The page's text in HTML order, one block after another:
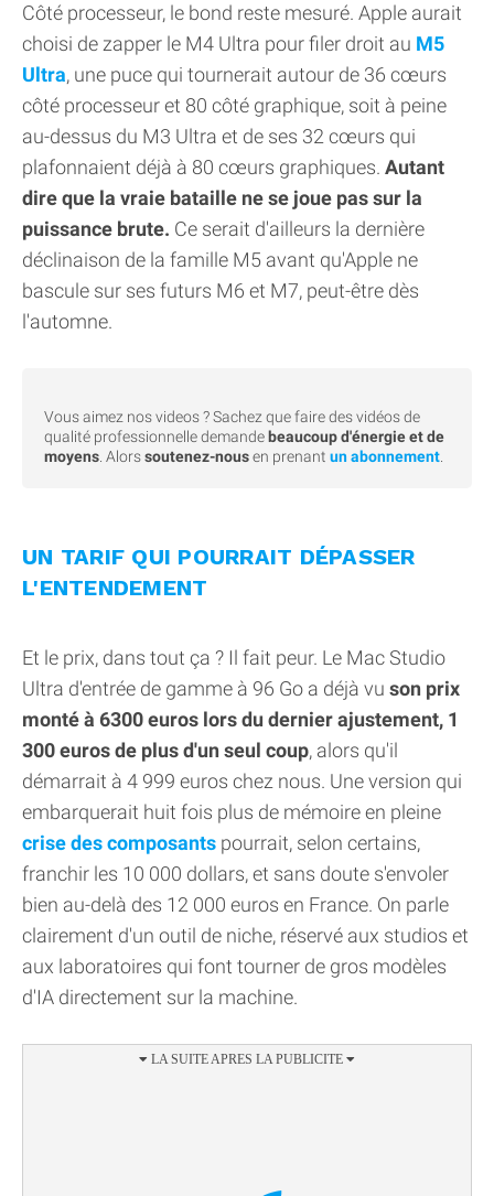
Côté processeur, le bond reste mesuré. Apple aurait
choisi de zapper le M4 Ultra pour filer droit au M5
Ultra, une puce qui tournerait autour de 36 cœurs
côté processeur et 80 côté graphique, soit à peine
au-dessus du M3 Ultra et de ses 32 cœurs qui
plafonnaient déjà à 80 cœurs graphiques. Autant
dire que la vraie bataille ne se joue pas sur la
puissance brute. Ce serait d'ailleurs la dernière
déclinaison de la famille M5 avant qu'Apple ne
bascule sur ses futurs M6 et M7, peut-être dès
l'automne.
Vous aimez nos videos ? Sachez que faire des vidéos de
qualité professionnelle demande beaucoup d'énergie et de
moyens. Alorssoutenez-nousen prenant un abonnement.
UN TARIF QUI POURRAIT DÉPASSER
L'ENTENDEMENT
Et le prix, dans tout ça ? Il fait peur. Le Mac Studio
Ultra d'entrée de gamme à 96 Go a déjà vu son prix
monté à 6300 euros lors du dernier ajustement, 1
300 euros de plus d'un seul coup, alors qu'il
démarrait à 4 999 euros chez nous. Une version qui
embarquerait huit fois plus de mémoire en pleine
crise des composants pourrait, selon certains,
franchir les 10 000 dollars, et sans doute s'envoler
bien au-delà des 12 000 euros en France. On parle
clairement d'un outil de niche, réservé aux studios et
aux laboratoires qui font tourner de gros modèles
d'IA directement sur la machine.